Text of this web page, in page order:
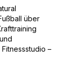
über
–